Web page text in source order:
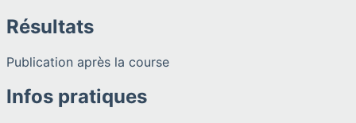
Résultats
Publication après la course
Infos pratiques